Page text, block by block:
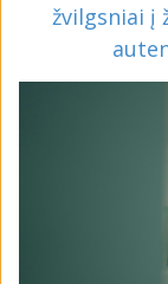
žvilgsniai į